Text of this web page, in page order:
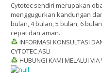
Cytotec sendiri merupakan
menggugurkan kandungan
bulan, 4 bulan, 5 bulan, 6
cepat dan aman.
INFORMASI KONSULTASI
CYTOTEC ASLI
HUBUNGI KAMI MELALUI